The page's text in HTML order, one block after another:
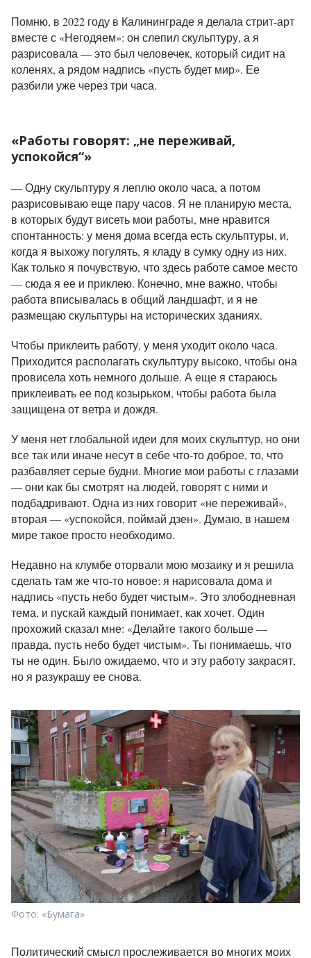
Помню, в 2022 году в Калининграде я делала стрит-арт
вместе с «Негодяем»: он слепил скульптуру, а я
разрисовала — это был человечек, который сидит на
коленях, а рядом надпись «пусть будет мир». Ее
разбили уже через три часа.
«Работы говорят: „не переживай,
успокойся“»
— Одну скульптуру я леплю около часа, а потом
разрисовываю еще пару часов. Я не планирую места,
в которых будут висеть мои работы, мне нравится
спонтанность: у меня дома всегда есть скульптуры, и,
когда я выхожу погулять, я кладу в сумку одну из них.
Как только я почувствую, что здесь работе самое место
— сюда я ее и приклею. Конечно, мне важно, чтобы
работа вписывалась в общий ландшафт, и я не
размещаю скульптуры на исторических зданиях.
Чтобы приклеить работу, у меня уходит около часа.
Приходится располагать скульптуру высоко, чтобы она
провисела хоть немного дольше. А еще я стараюсь
приклеивать ее под козырьком, чтобы работа была
защищена от ветра и дождя.
У меня нет глобальной идеи для моих скульптур, но они
все так или иначе несут в себе что-то доброе, то, что
разбавляет серые будни. Многие мои работы с глазами
— они как бы смотрят на людей, говорят с ними и
подбадривают. Одна из них говорит «не переживай»,
вторая — «успокойся, поймай дзен». Думаю, в нашем
мире такое просто необходимо.
Недавно на клумбе оторвали мою мозаику и я решила
сделать там же что-то новое: я нарисовала дома и
надпись «пусть небо будет чистым». Это злободневная
тема, и пускай каждый понимает, как хочет. Один
прохожий сказал мне: «Делайте такого больше —
правда, пусть небо будет чистым». Ты понимаешь, что
ты не один. Было ожидаемо, что и эту работу закрасят,
но я разукрашу ее снова.
Фото: «Бумага»
Политический смысл прослеживается во многих моих